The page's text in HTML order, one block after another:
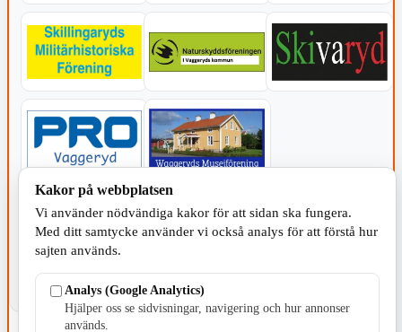
Kakor på webbplatsen
Vi använder nödvändiga kakor för att sidan ska fungera.
Med ditt samtycke använder vi också analys för att förstå hur
sajten används.
Analys (Google Analytics)
Hjälper oss se sidvisningar, navigering och hur annonser
används.